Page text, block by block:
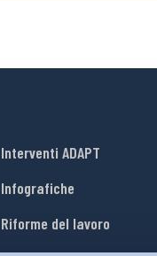
Interventi ADAPT
Infografiche
Riforme del lavoro